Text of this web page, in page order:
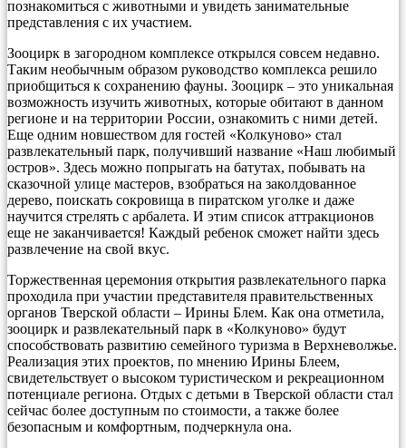
познакомиться с животными и увидеть занимательные
представления с их участием.
Зооцирк в загородном комплексе открылся совсем недавно.
Таким необычным образом руководство комплекса решило
приобщиться к сохранению фауны. Зооцирк – это уникальная
возможность изучить животных, которые обитают в данном
регионе и на территории России, ознакомить с ними детей.
Еще одним новшеством для гостей «Колкуново» стал
развлекательный парк, получивший название «Наш любимый
остров». Здесь можно попрыгать на батутах, побывать на
сказочной улице мастеров, взобраться на заколдованное
дерево, поискать сокровища в пиратском уголке и даже
научится стрелять с арбалета. И этим список аттракционов
еще не заканчивается! Каждый ребенок сможет найти здесь
развлечение на свой вкус.
Торжественная церемония открытия развлекательного парка
проходила при участии представителя правительственных
органов Тверской области – Ирины Блем. Как она отметила,
зооцирк и развлекательный парк в «Колкуново» будут
способствовать развитию семейного туризма в Верхневолжье.
Реализация этих проектов, по мнению Ирины Блеем,
свидетельствует о высоком туристическом и рекреационном
потенциале региона. Отдых с детьми в Тверской области стал
сейчас более доступным по стоимости, а также более
безопасным и комфортным, подчеркнула она.